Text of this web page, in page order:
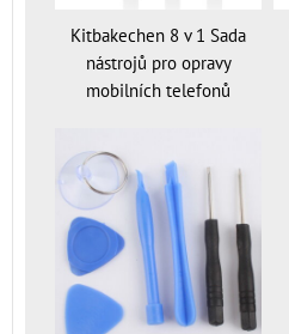
Kitbakechen 8 v 1 Sada
nástrojů pro opravy
mobilních telefonů